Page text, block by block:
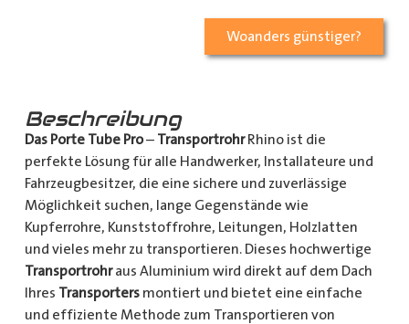
Woanders günstiger?
Beschreibung
Das Porte Tube Pro– TransportrohrRhino ist die
perfekte Lösung für alle Handwerker, Installateure und
Fahrzeugbesitzer, die eine sichere und zuverlässige
Möglichkeit suchen, lange Gegenstände wie
Kupferrohre, Kunststoffrohre, Leitungen, Holzlatten
und vieles mehr zu transportieren. Dieses hochwertige
Transportrohraus Aluminium wird direkt auf dem Dach
Ihres Transportersmontiert und bietet eine einfache
und effiziente Methode zum Transportieren von